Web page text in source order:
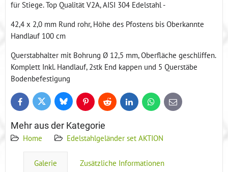
für Stiege. Top Qualität V2A, AISI 304 Edelstahl -
42,4 x 2,0 mm Rund rohr, Höhe des Pfostens bis Oberkannte
Handlauf 100 cm
Querstabhalter mit Bohrung Ø 12,5 mm, Oberfläche geschliffen.
Komplett Inkl. Handlauf, 2stk End kappen und 5 Querstäbe
Bodenbefestigung
FacebookTwitter BlueskyPinterestReddit LinkedInWhatsApp
E-
mail
Mehr aus der Kategorie
Home Edelstahlgeländer set AKTION
Galerie Zusätzliche Informationen